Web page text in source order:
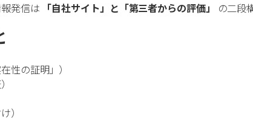
発信は 「自社サイト」と「第三者からの評価」 の二段
性の証明」）
）